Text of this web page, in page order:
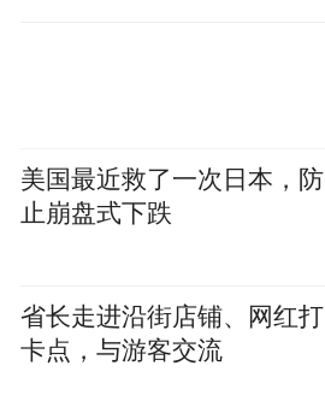
美国最近救了一次日本，防
止崩盘式下跌
省长走进沿街店铺、网红打
卡点，与游客交流